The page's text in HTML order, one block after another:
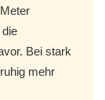
Bei stark
mehr